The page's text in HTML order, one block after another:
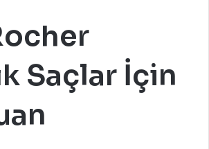
Saçlar İçin